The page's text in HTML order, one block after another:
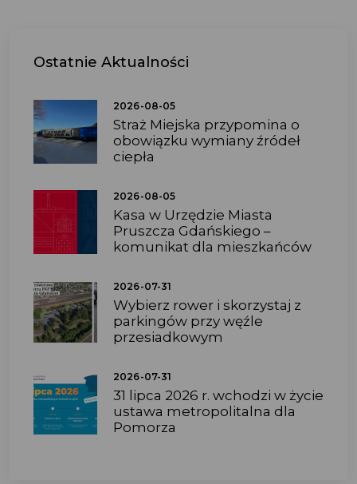
Ostatnie Aktualności
2026-08-05
Straż Miejska przypomina o
obowiązku wymiany źródeł
ciepła
2026-08-05
Kasa w Urzędzie Miasta
Pruszcza Gdańskiego –
komunikat dla mieszkańców
2026-07-31
Wybierz rower i skorzystaj z
parkingów przy węźle
przesiadkowym
2026-07-31
31 lipca 2026 r. wchodzi w życie
ustawa metropolitalna dla
Pomorza